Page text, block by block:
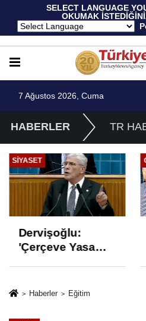
SELECT LANGUAGE
OKUMAK
7 Ağustos 2026, Cuma
HABERLER TR
SIYASET
Dervişoğlu:
'Çerçeve Yasa
ve İhanet
Haberler Eğitim